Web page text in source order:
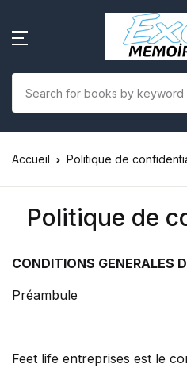
Accueil Politique de
Politique de
CONDITIONS GENERALES
Préambule
Feet life entreprises est le